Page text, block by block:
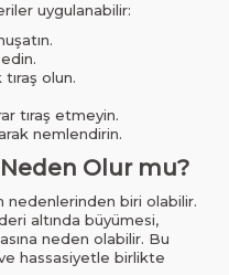
uygulanabilir:
tıraş olun.
tıraş etmeyin.
nemlendirin.
Neden Olur mu?
nedenlerinden biri olabilir.
altında büyümesi,
neden olabilir. Bu
ve hassasiyetle birlikte